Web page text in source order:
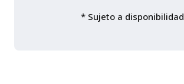
* Sujeto a disponibilidad